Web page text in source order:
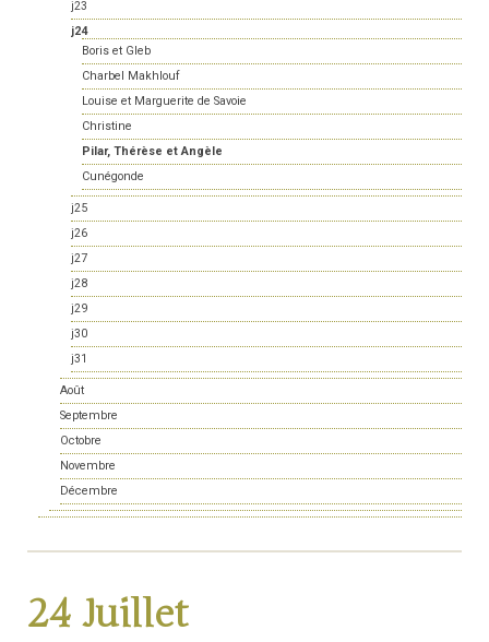
j23
j24
Boris et Gleb
Charbel Makhlouf
Louise et Marguerite de Savoie
Christine
Pilar, Thérèse et Angèle
Cunégonde
j25
j26
j27
j28
j29
j30
j31
Août
Septembre
Octobre
Novembre
Décembre
24 Juillet